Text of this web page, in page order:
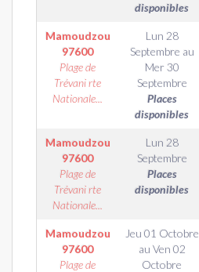
disponibles
Mamoudzou
97600
Plage de
Trévani rte
Nationale...
Lun 28
Septembre au
Mer 30
Septembre
Places
disponibles
Mamoudzou
97600
Plage de
Trévani rte
Nationale...
Lun 28
Septembre
Places
disponibles
Mamoudzou
97600
Plage de
Jeu 01 Octobre
au Ven 02
Octobre